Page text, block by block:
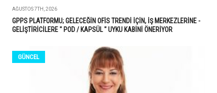
AĞUSTOS 7TH, 2026
GPPS PLATFORMU; GELECEĞİN OFİS TRENDİ İÇİN, İŞ MERKEZLERİNE -
GELİŞTİRİCİLERE " POD / KAPSÜL " UYKU KABİNİ ÖNERİYOR
GÜNCEL